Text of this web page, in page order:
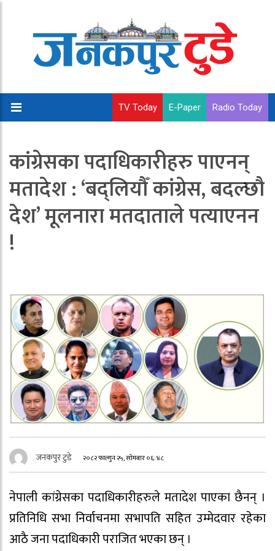
TV Today E-Paper Radio Today
कांग्रेसका पदाधिकारीहरु पाएनन्
मतादेश : ‘बद्लियौँ कांग्रेस, बदल्छौ
देश’ मूलनारा मतदाताले पत्याएनन
!
जनकपुर टुडे २०८२ फाल्गुन २५, सोमबार ०६:४८
नेपाली कांग्रेसका पदाधिकारीहरुले मतादेश पाएका छैनन् ।
प्रतिनिधि सभा निर्वाचनमा सभापति सहित उम्मेदवार रहेका
आठै जना पदाधिकारी पराजित भएका छन् ।